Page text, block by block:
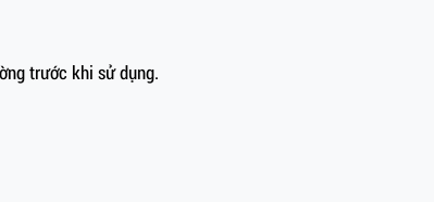
trước khi sử dụng.